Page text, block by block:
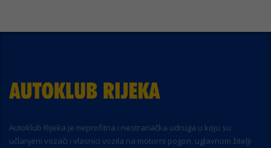
Autoklub Rijeka je neprofitna i nestranačka udruga u koju su
učlanjeni vozači i vlasnici vozila na motorni pogon, uglavnom žitelji